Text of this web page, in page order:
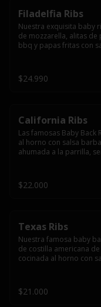
Filadelfia Ribs
Nuestra exquisita baby
de mozzarella, alitas de
bbq y papas fritas con
$24.990
California Ribs
Las famosas Baby Back
al horno con salsa
ahumada a la parrilla,
$22.000
Texas Ribs
Nuestra famosa baby
de costilla americana
cocinada al horno con
tocino ahumado
fritas  y un huevo frito.
$21.000